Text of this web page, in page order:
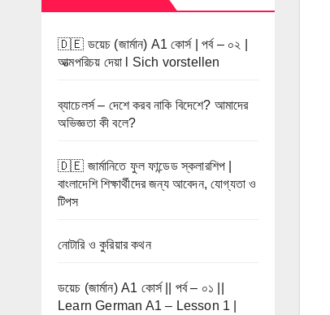
🇩🇪 ডয়েচ (জার্মান) A1 কোর্স | পর্ব – ০২ |
আত্মপরিচয় দেয়া l Sich vorstellen
ব্যাচেলর্স – দেশে করব নাকি বিদেশে? আমাদের
অভিজ্ঞতা কী বলে?
🇩🇪 জার্মানিতে ফুল ফান্ডেড স্কলারশিপ |
বাংলাদেশি শিক্ষার্থীদের জন্য আবেদন, যোগ্যতা ও
টিপস
নোটারি ও কুরিয়ার কথন
ডয়েচ (জার্মান) A1 কোর্স || পর্ব – ০১ ||
Learn German A1 – Lesson 1 |